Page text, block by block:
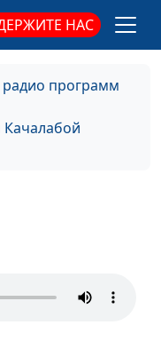
НАС
программ
Качалабой
Качалаба,
#218